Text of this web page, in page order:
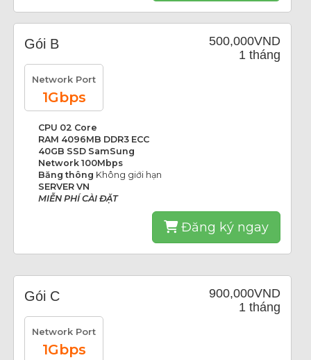
500,000VND
1 tháng
Gói B
Network Port
1Gbps
CPU 02 Core
RAM 4096MB DDR3 ECC
40GB SSD SamSung
Network 100Mbps
Băng thông Không giới hạn
SERVER VN
MIỄN PHÍ CÀI ĐẶT
Đăng ký ngay
900,000VND
1 tháng
Gói C
Network Port
1Gbps